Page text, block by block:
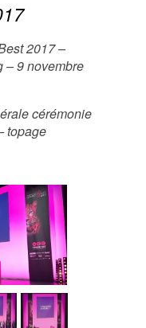
2017 –
– 9 novembre
cérémonie
topage